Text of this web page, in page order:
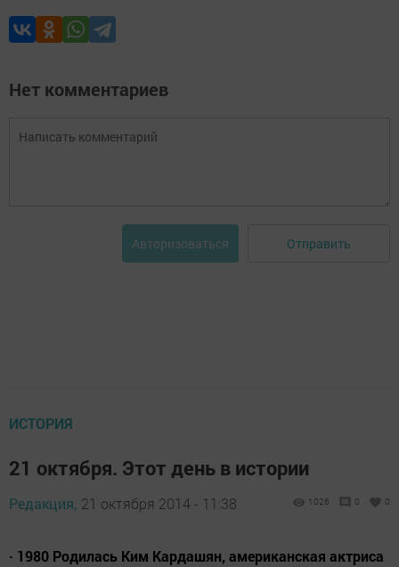
Нет комментариев
Авторизоваться Отправить
ИСТОРИЯ
21 октября. Этот день в истории
Редакция, 21 октября 2014 - 11:38 1026 0 0
· 1980 Родилась Ким Кардашян, американская актриса